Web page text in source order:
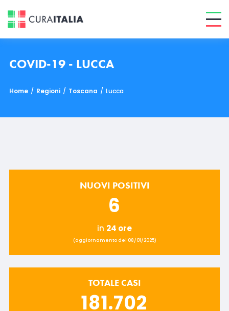
COVID-19 - LUCCA
Home / Regioni / Toscana / Lucca
NUOVI POSITIVI
6
in 24 ore
(aggiornamento del 08/01/2025)
TOTALE CASI
181.702